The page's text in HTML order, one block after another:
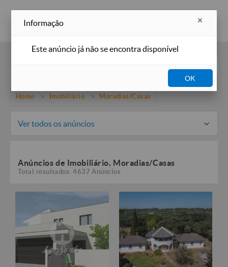
Home Imobiliário Moradias/Casas
Ver todos os anúncios
Anúncios de Imobiliário, Moradias/Casas
Total resultados: 4637 Anúncios
Informação
Este anúncio já não se encontra disponível
OK